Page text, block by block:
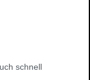
schnell